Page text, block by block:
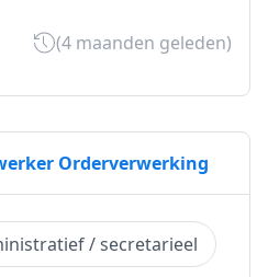
(4 maanden geleden)
Orderverwerking
/ secretarieel